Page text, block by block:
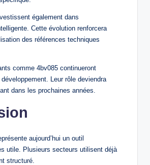
également dans
Cette évolution renforcera
des références techniques
comme 4bv085 continueront
Leur rôle deviendra
dans les prochaines années.
aujourd’hui un outil
utile. Plusieurs secteurs utilisent déjà
structuré.